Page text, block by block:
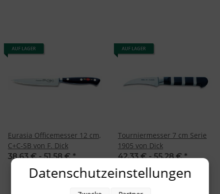
AUF LAGER
Eurasia Officemesser 12 cm,
C+C-SB von F. Dick
38,63 € -51,58 €*
AUF LAGER
Tourniermesser 7 cm Serie
1905 von Dick
42,33 € -55,28 €*
Datenschutzeinstellungen